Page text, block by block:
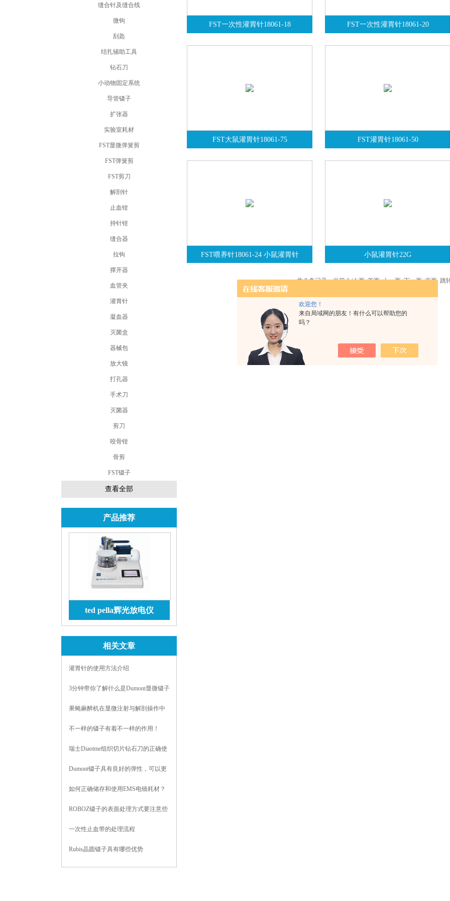
欢迎您！
来自局域网的朋友！有什么可以帮助您的
吗？
缝合针及缝合线
微钩
刮匙
结扎辅助工具
钻石刀
小动物固定系统
导管镊子
扩张器
实验室耗材
FST显微弹簧剪
FST弹簧剪
FST剪刀
解剖针
止血钳
持针钳
缝合器
拉钩
撑开器
血管夹
灌胃针
凝血器
灭菌盒
器械包
放大镜
打孔器
手术刀
灭菌器
剪刀
咬骨钳
骨剪
FST镊子
查看全部
产品推荐
ted pella辉光放电仪
相关文章
灌胃针的使用方法介绍
3分钟带你了解什么是Dumont显微镊子
果蝇麻醉机在显微注射与解剖操作中
不一样的镊子有着不一样的作用！
瑞士Diaotme组织切片钻石刀的正确使
Dumont镊子具有良好的弹性，可以更
如何正确储存和使用EMS电镜耗材？
ROBOZ镊子的表面处理方式要注意些
一次性止血带的处理流程
Rubis晶圆镊子具有哪些优势
FST一次性灌胃针18061-18 FST一次性灌胃针18061-20
FST大鼠灌胃针18061-75 FST灌胃针18061-50
FST喂养针18061-24 小鼠灌胃针 小鼠灌胃针22G
共 8 条记录，当前 1 / 1 页 首页 上一页 下一页 末页 跳